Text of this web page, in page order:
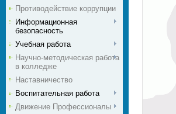
Противодействие коррупции
Информационная
безопасность
Учебная работа
Научно-методическая работа
в колледже
Наставничество
Воспитательная работа
Движение Профессионалы